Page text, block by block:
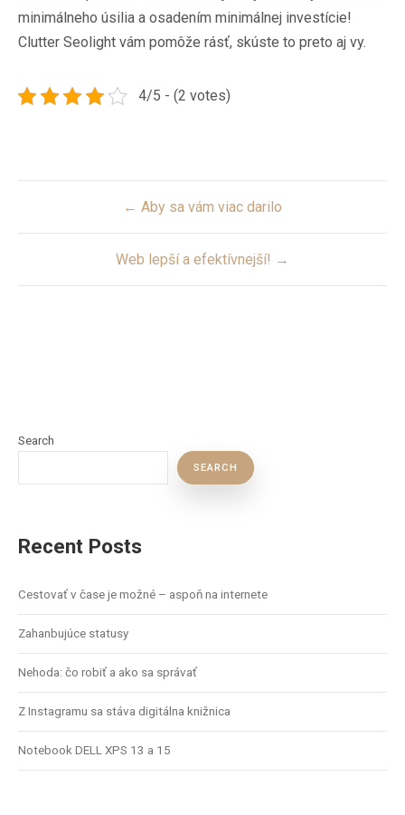
minimálneho úsilia a osadením minimálnej investície!
Clutter Seolight vám pomôže rásť, skúste to preto aj vy.
4/5 - (2 votes)
← Aby sa vám viac darilo
Web lepší a efektívnejší! →
Search
SEARCH
Recent Posts
Cestovať v čase je možné – aspoň na internete
Zahanbujúce statusy
Nehoda: čo robiť a ako sa správať
Z Instagramu sa stáva digitálna knižnica
Notebook DELL XPS 13 a 15